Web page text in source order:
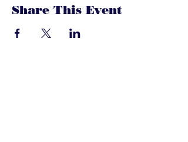
Share This Event